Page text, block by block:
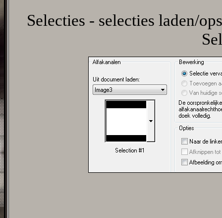
Selecties - selecties laden/